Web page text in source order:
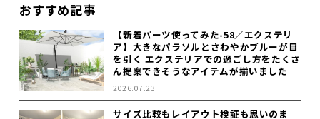
おすすめ記事
【新着パーツ使ってみた-58／エクステリ
ア】大きなパラソルとさわやかブルーが目
を引く エクステリアでの過ごし方をたくさ
ん提案できそうなアイテムが揃いました
2026.07.23
サイズ比較もレイアウト検証も思いのま